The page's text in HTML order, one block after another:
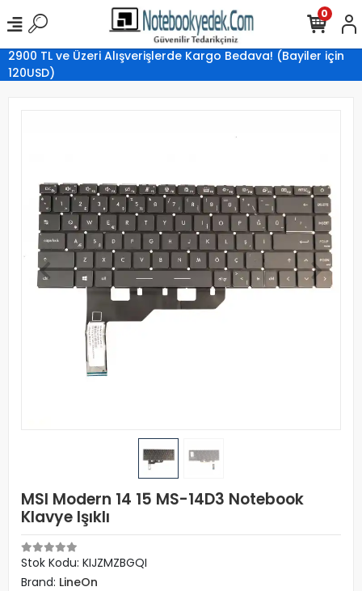
2900 TL ve Üzeri Alışverişlerde Kargo Bedava! (Bayiler için
120USD)
0
MSI Modern 14 15 MS-14D3 Notebook
Klavye Işıklı
Stok Kodu: KIJZMZBGQI
Brand: LineOn